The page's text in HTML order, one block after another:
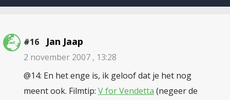
#16 Jan Jaap
2 november 2007 , 13:28
@14: En het enge is, ik geloof dat je het nog
meent ook. Filmtip: V for Vendetta (negeer de